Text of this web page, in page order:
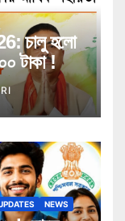
চালু হলো
টাকা !
NEWS